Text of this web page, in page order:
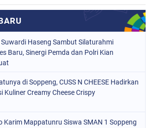
(78)
(748)
(157)
(1148)
Haseng Sambut Silaturahmi
Baru, Sinergi Pemda dan Polri Kian
di Soppeng, CUSS N CHEESE Hadirkan
Kuliner Creamy Cheese Crispy
Karim Mappatunru Siswa SMAN 1 Soppeng